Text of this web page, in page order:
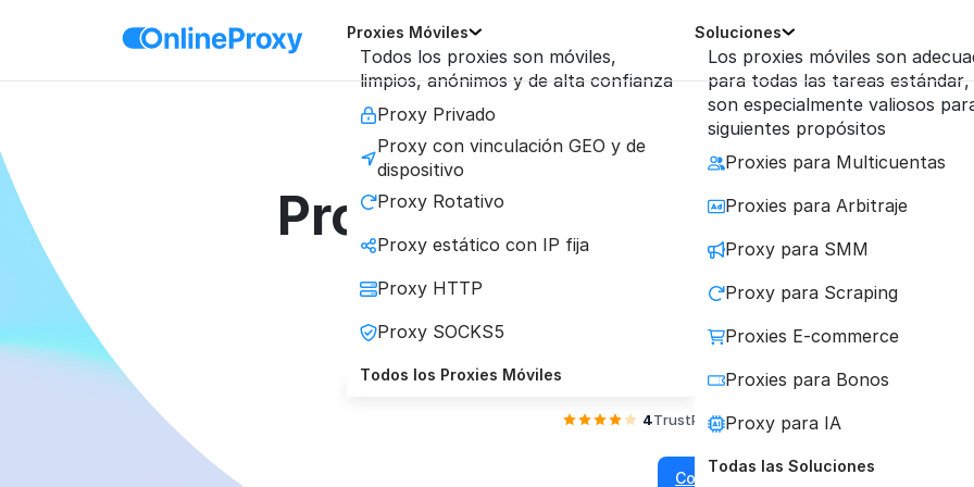
Proxies Móviles
Todos los proxies son móviles,
limpios, anónimos y de alta confianza
Proxy Privado
Proxy con vinculación GEO y de
dispositivo
Proxy Rotativo
Proxy estático con IP fija
Proxy HTTP
Proxy SOCKS5
Todos los Proxies Móviles
Soluciones
Los proxies móviles son
para todas las tareas
son especialmente valiosos
siguientes propósitos
Proxies para Multicuentas
Proxies para Arbitraje
Proxy para SMM
Proxy para Scraping
Proxies E-commerce
Proxies para Bonos
Proxy para IA
Todas las Soluciones
Proxies Móviles con
Obtén acceso a IPs móviles reales a través del
para una máxima compatibilidad y rendimiento en
proyectos.
4TrustPilot 4.2Reviews.io
Comprar proxy